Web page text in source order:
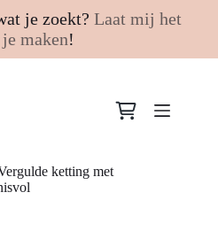
je zoekt? Laat mij het
maken!
Winkelwagen
ketting met